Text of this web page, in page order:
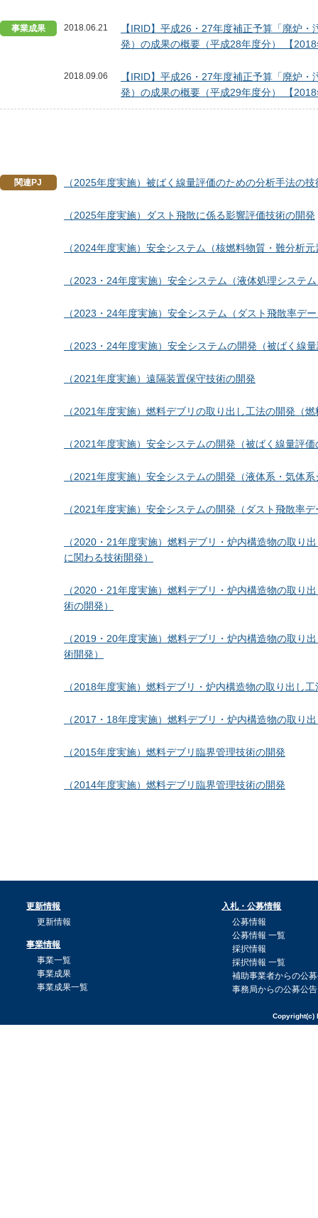
事業成果 2018.06.21
【IRID】平成26・27年度補正予算「廃炉
発）の成果の概要（平成28年度分） 【
2018.09.06
【IRID】平成26・27年度補正予算「廃炉
発）の成果の概要（平成29年度分） 【
関連PJ （2025年度実施）被ばく線量評価のための分析手法の技
（2025年度実施）ダスト飛散に係る影響評価技術の開発
（2024年度実施）安全システム（核燃料物質・難分析
（2023・24年度実施）安全システム（液体処理システ
（2023・24年度実施）安全システム（ダスト飛散率デ
（2023・24年度実施）安全システムの開発（被ばく線
（2021年度実施）遠隔装置保守技術の開発
（2021年度実施）燃料デブリの取り出し工法の開発（
（2021年度実施）安全システムの開発（被ばく線量評
（2021年度実施）安全システムの開発（液体系・気体
（2021年度実施）安全システムの開発（ダスト飛散率
（2020・21年度実施）燃料デブリ・炉内構造物の取り
に関わる技術開発）
（2020・21年度実施）燃料デブリ・炉内構造物の取り
術の開発）
（2019・20年度実施）燃料デブリ・炉内構造物の取り
術開発）
（2018年度実施）燃料デブリ・炉内構造物の取り出し
（2017・18年度実施）燃料デブリ・炉内構造物の取り
（2015年度実施）燃料デブリ臨界管理技術の開発
（2014年度実施）燃料デブリ臨界管理技術の開発
更新情報
更新情報
事業情報
事業一覧
事業成果
事業成果一覧
入札・公募情報
公募情報
公募情報 一覧
採択情報
採択情報 一覧
補助事業者からの公
事務局からの公募公告
Copyright(c)